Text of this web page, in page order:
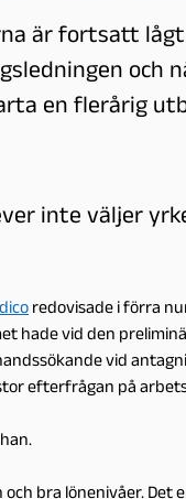
är fortsatt
och
en flerårig
inte väljer
redovisade i förra
hade vid den
vid
efterfrågan på
bra lönenivåer. Det